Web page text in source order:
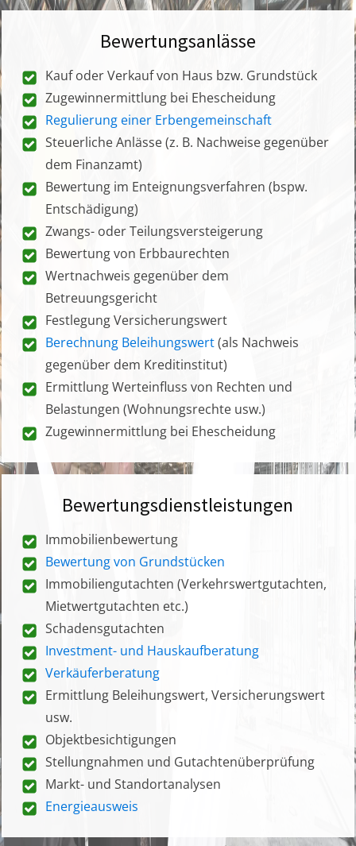
Bewertungsanlässe
Kauf oder Verkauf von Haus bzw. Grundstück
Zugewinnermittlung bei Ehescheidung
Regulierung einer Erbengemeinschaft
Steuerliche Anlässe (z. B. Nachweise gegenüber
dem Finanzamt)
Bewertung im Enteignungsverfahren (bspw.
Entschädigung)
Zwangs- oder Teilungsversteigerung
Bewertung von Erbbaurechten
Wertnachweis gegenüber dem
Betreuungsgericht
Festlegung Versicherungswert
Berechnung Beleihungswert(als Nachweis
gegenüber dem Kreditinstitut)
Ermittlung Werteinfluss von Rechten und
Belastungen (Wohnungsrechte usw.)
Zugewinnermittlung bei Ehescheidung
Bewertungsdienstleistungen
Immobilienbewertung
Bewertung von Grundstücken
Immobiliengutachten (Verkehrswertgutachten,
Mietwertgutachten etc.)
Schadensgutachten
Investment- und Hauskaufberatung
Verkäuferberatung
Ermittlung Beleihungswert, Versicherungswert
usw.
Objektbesichtigungen
Stellungnahmen und Gutachtenüberprüfung
Markt- und Standortanalysen
Energieausweis